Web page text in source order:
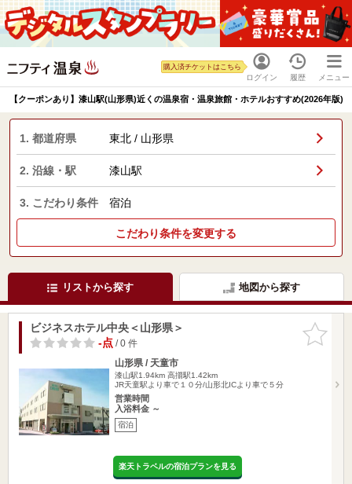
ログイン
購入済チケットはこちら
履歴 メニュー
【クーポンあり】漆山駅(山形県)近くの温泉宿・温泉旅館・ホテルおすすめ(2026年版)
1. 都道府県 東北 / 山形県
2. 沿線・駅 漆山駅
3. こだわり条件 宿泊
こだわり条件を変更する
リストから探す 地図から探す
お気に入
りに追加
ビジネスホテル中央＜山形県＞
-点/ 0 件
山形県 / 天童市
漆山駅1.94km 高擶駅1.42km
JR天童駅より車で１０分/山形北ICより車で５分
営業時間
入浴料金 ～
宿泊
楽天トラベルの宿泊プランを見る